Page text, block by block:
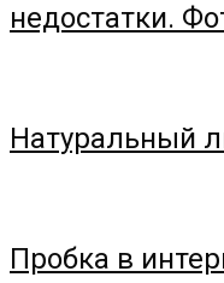
недостатки.
Натуральный
Пробка в